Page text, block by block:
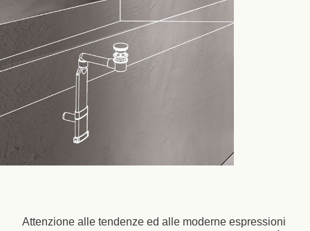
Attenzione alle tendenze ed alle moderne espressioni